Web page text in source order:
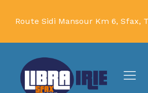
Route Sidi Mansour Km 6, Sfax,